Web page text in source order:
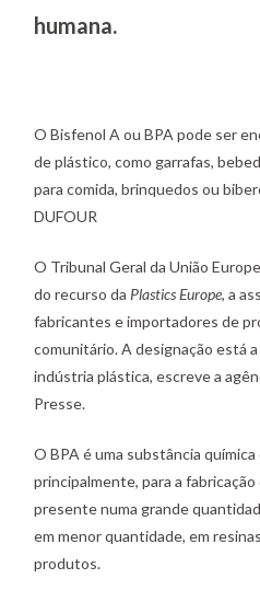
humana.
O Bisfenol A ou BPA pode ser
de plástico, como garrafas,
para comida, brinquedos ou
DUFOUR
O Tribunal Geral da União
do recurso da Plastics Europe, a
fabricantes e importadores de
comunitário. A designação está
indústria plástica, escreve a
Presse.
O BPA é uma substância química
principalmente, para a
presente numa grande
em menor quantidade, em
produtos.